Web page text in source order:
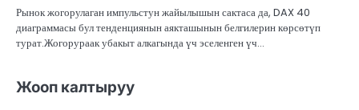
Рынок жогорулаган импульстун жайылышын сактаса да, DAX 40
диаграммасы бул тенденциянын аякташынын белгилерин көрсөтүп
турат.Жогорураак убакыт алкагында үч эселенген үч…
Жооп калтыруу